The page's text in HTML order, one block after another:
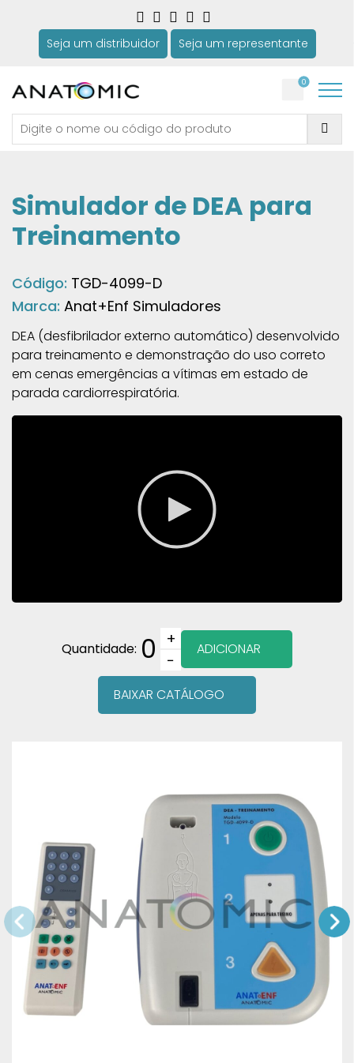
Seja um distribuidor Seja um representante
0
Simulador de DEA para
Treinamento
Código: TGD-4099-D
Marca: Anat+Enf Simuladores
DEA (desfibrilador externo automático) desenvolvido
para treinamento e demonstração do uso correto
em cenas emergências a vítimas em estado de
parada cardiorrespiratória.
Quantidade: 0
+
−
ADICIONAR
BAIXAR CATÁLOGO